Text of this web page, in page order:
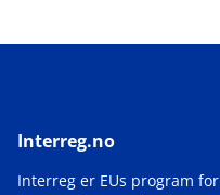
Interreg.no
Interreg er EUs program